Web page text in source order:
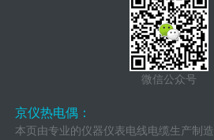
微信公众号
京仪热电偶：
本页由专业的仪器仪表电线电缆生产制